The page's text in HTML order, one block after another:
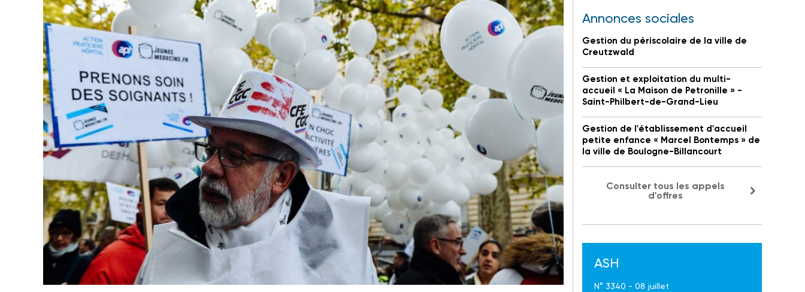
Annonces sociales
Gestion du périscolaire de la ville de
Creutzwald
Gestion et exploitation du multi-
accueil « La Maison de Petronille » -
Saint-Philbert-de-Grand-Lieu
Gestion de l'établissement d'accueil
petite enfance « Marcel Bontemps » de
la ville de Boulogne-Billancourt
Consulter tous les appels
d'offres
ASH
N° 3340 - 08 juillet